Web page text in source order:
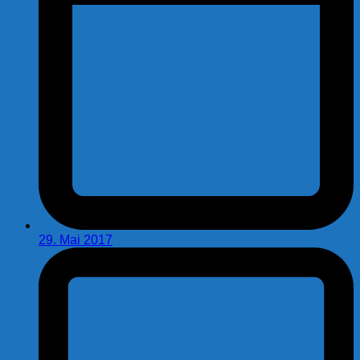
29. Mai 2017